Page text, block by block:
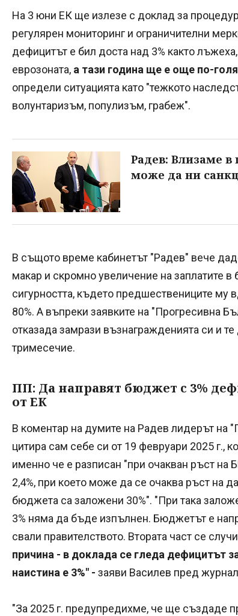
На 3 юни ЕК ще излезе с доклад за
регулярен мониторинг и ограничителни
дефицитът е бил доста над 3% както
еврозоната, а тази година ще е още по-
определи ситуацията като "тежкото
волунтаризъм, популизъм, грабеж".
Радев: Влизаме
може да ни
В същото време кабинетът "Радев" вече
макар и скромно увеличение на заплатите
сигурността, където предшествениците му
80%. А въпреки заявките на "Прогресивна
отказада замрази възнагражденията си и
тримесечие.
ПП: Да направят бюджет с 3%
от ЕК
В коментар на думите на Радев лидерът
цитира сам себе си от 19 февруари 2025 г.,
именно че е разписан "при очакван ръст на
2,4%, при което може да се очаква ръст на
бюджета са заложени 30%". "При така
3% няма да бъде изпълнен. Бюджетът е
свали правителството. Втората част се
причина - в доклада се гледа дефицитът
наистина е 3%" - заяви Василев пред
"За 2025 г. предупредихме, че ще създаде